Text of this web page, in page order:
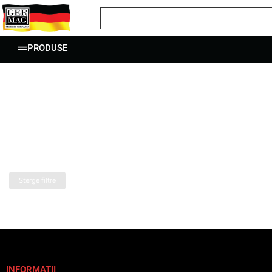
PRODUSE
Sterge filtre
INFORMATII